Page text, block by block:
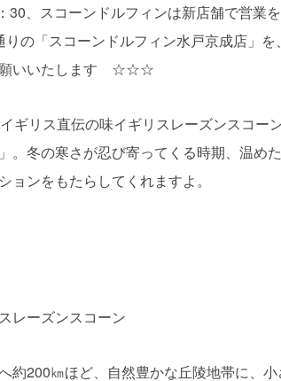
スコーンドルフィンは新店舗で営業を
の「スコーンドルフィン水戸京成店」を
願いいたします ☆☆☆
ギリス直伝の味イギリスレーズンスコー
。冬の寒さが忍び寄ってくる時期、温め
ョンをもたらしてくれますよ。
レーズンスコーン
約200㎞ほど、自然豊かな丘陵地帯に、